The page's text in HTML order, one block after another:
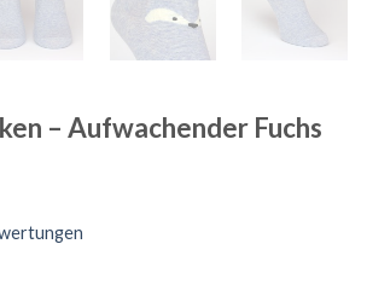
– Aufwachender Fuchs